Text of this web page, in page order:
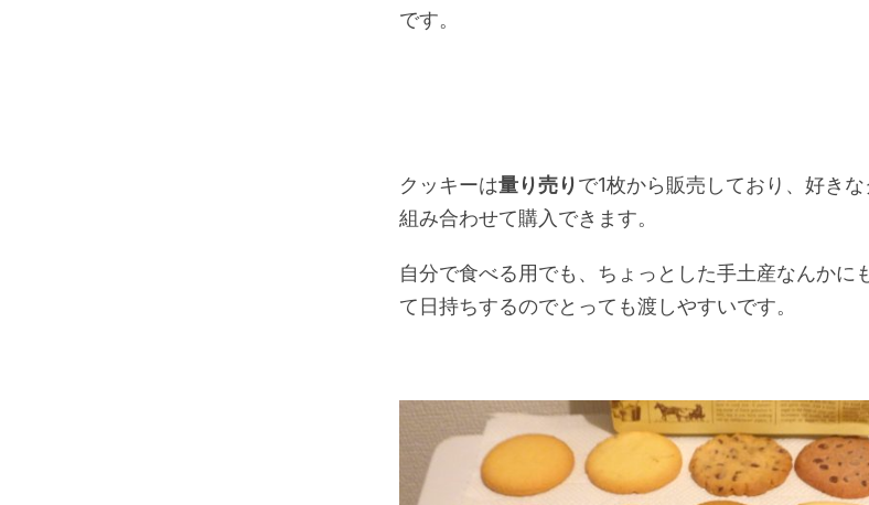
です。
クッキーは量り売りで1枚から販売しており、好き
組み合わせて購入できます。
自分で食べる用でも、ちょっとした手土産なんかに
て日持ちするのでとっても渡しやすいです。